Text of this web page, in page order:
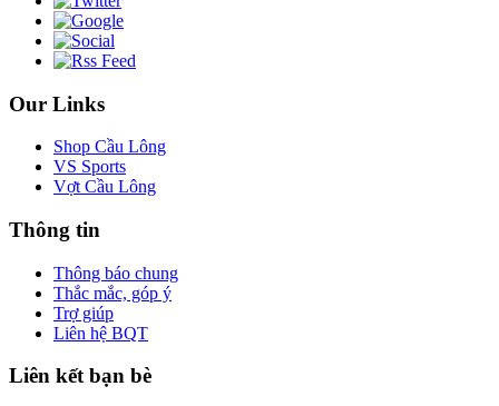
Our Links
Shop Cầu Lông
VS Sports
Vợt Cầu Lông
Thông tin
Thông báo chung
Thắc mắc, góp ý
Trợ giúp
Liên hệ BQT
Liên kết bạn bè